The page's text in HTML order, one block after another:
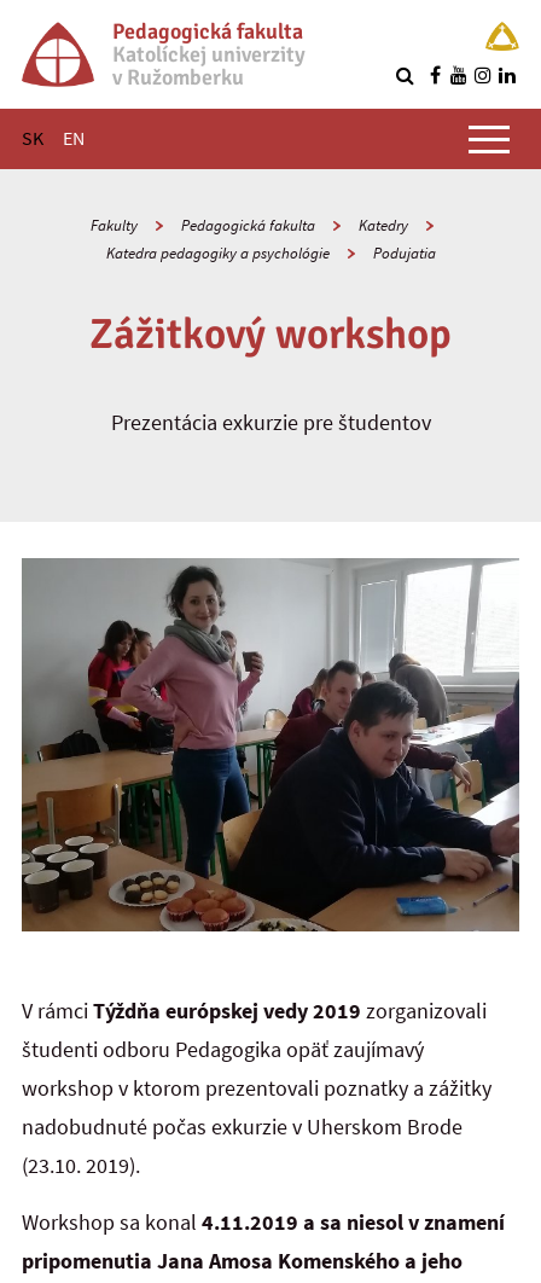
Pedagogická fakulta
Katolíckej univerzity
v Ružomberku
SK EN
Hlavné menu
Fakulty Pedagogická fakulta
Katedry
Katedra pedagogiky a psychológie
Podujatia
Zážitkový workshop
Prezentácia exkurzie pre študentov
V rámciTýždňa európskej vedy 2019 zorganizovali
študenti odboru Pedagogika opäť zaujímavý
workshop v ktorom prezentovali poznatky a zážitky
nadobudnuté počas exkurzie v Uherskom Brode
(23.10. 2019).
Workshop sa konal 4.11.2019 a sa niesol v znamení
pripomenutia Jana Amosa Komenského a jeho